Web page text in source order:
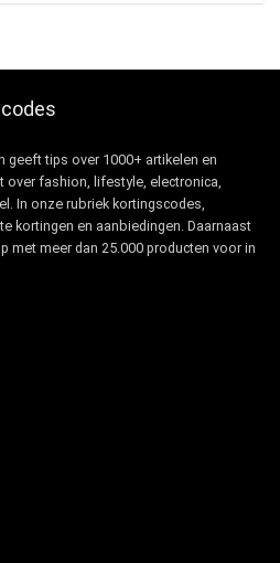
geeft tips over 1000+ artikelen en
over fashion, lifestyle, electronica,
In onze rubriek kortingscodes,
kortingen en aanbiedingen. Daarnaast
met meer dan 25.000 producten voor in